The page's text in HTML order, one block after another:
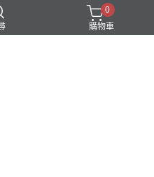
0
購物車